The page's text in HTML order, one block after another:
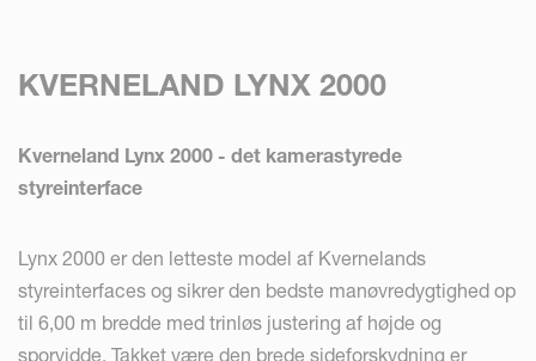
KVERNELAND LYNX 2000
Kverneland Lynx 2000 - det kamerastyrede
styreinterface
Lynx 2000 er den letteste model af Kvernelands
styreinterfaces og sikrer den bedste manøvredygtighed op
til 6,00 m bredde med trinløs justering af højde og
sporvidde. Takket være den brede sideforskydning er